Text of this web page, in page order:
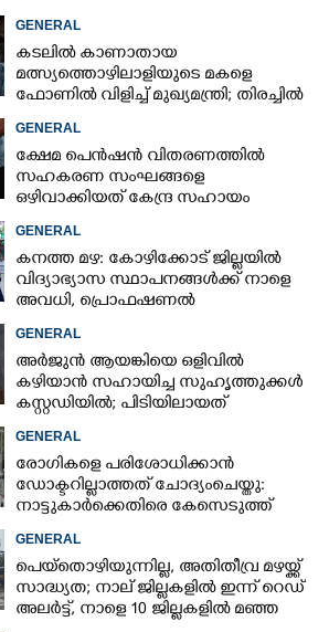
GENERAL
കടലിൽ കാണാതായ
മത്സ്യത്തൊഴിലാളിയുടെ മകളെ
ഫോണിൽ വിളിച്ച് മുഖ്യമന്ത്രി; തിരച്ചിൽ
GENERAL
ക്ഷേമ പെൻഷൻ വിതരണത്തിൽ
സഹകരണ സംഘങ്ങളെ
ഒഴിവാക്കിയത് കേന്ദ്ര സഹായം
വിശദീകരണവുമായി സർക്കാ‌ർ
GENERAL
കനത്ത മഴ: കോഴിക്കോട് ജില്ലയിൽ
വിദ്യാഭ്യാസ സ്ഥാപനങ്ങൾക്ക് നാളെ
അവധി,​ പ്രൊഫഷണൽ
GENERAL
അർജുൻ ആയങ്കിയെ ഒളിവിൽ
കഴിയാൻ സഹായിച്ച സുഹൃത്തുക്കൾ
കസ്റ്റഡിയിൽ; പിടിയിലായത്
GENERAL
രോഗികളെ പരിശോധിക്കാൻ
ഡോക്ടറില്ലാത്തത് ചോദ്യംചെയ്തു:
നാട്ടുകാർക്കെതിരെ കേസെടുത്ത്
GENERAL
പെയ്തൊഴിയുന്നില്ല, അതിതീവ്ര മഴയ്ക്ക്
സാദ്ധ്യത;​ നാല് ജില്ലകളിൽ ഇന്ന് റെഡ്
അലർട്ട്,​ നാളെ 10 ജില്ലകളിൽ മഞ്ഞ